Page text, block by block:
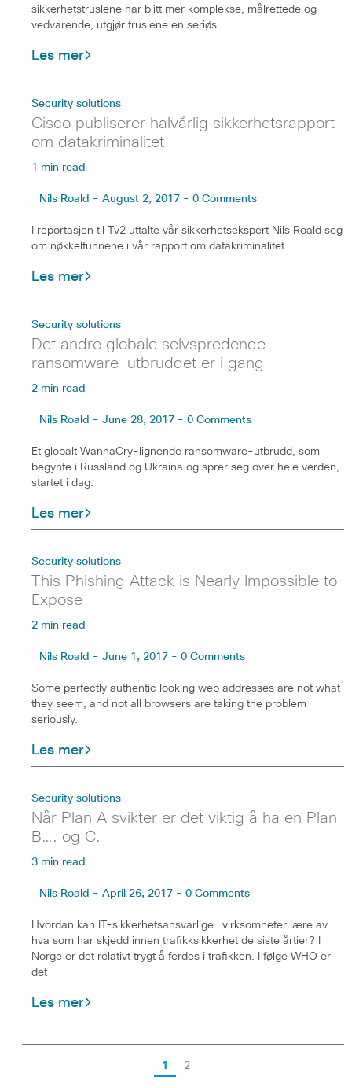
sikkerhetstruslene har blitt mer komplekse, målrettede og
vedvarende, utgjør truslene en seriøs…
Les mer
Security solutions
Cisco publiserer halvårlig sikkerhetsrapport
om datakriminalitet
1 min read
Nils Roald - August 2, 2017 - 0 Comments
I reportasjen til Tv2 uttalte vår sikkerhetsekspert Nils Roald seg
om nøkkelfunnene i vår rapport om datakriminalitet.
Les mer
Security solutions
Det andre globale selvspredende
ransomware-utbruddet er i gang
2 min read
Nils Roald - June 28, 2017 - 0 Comments
Et globalt WannaCry-lignende ransomware-utbrudd, som
begynte i Russland og Ukraina og sprer seg over hele verden,
startet i dag.
Les mer
Security solutions
This Phishing Attack is Nearly Impossible to
Expose
2 min read
Nils Roald - June 1, 2017 - 0 Comments
Some perfectly authentic looking web addresses are not what
they seem, and not all browsers are taking the problem
seriously.
Les mer
Security solutions
Når Plan A svikter er det viktig å ha en Plan
B…. og C.
3 min read
Nils Roald - April 26, 2017 - 0 Comments
Hvordan kan IT-sikkerhetsansvarlige i virksomheter lære av
hva som har skjedd innen trafikksikkerhet de siste årtier? I
Norge er det relativt trygt å ferdes i trafikken. I følge WHO er
det
Les mer
1 2